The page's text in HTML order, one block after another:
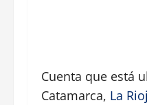
Cuenta que está
Catamarca, La